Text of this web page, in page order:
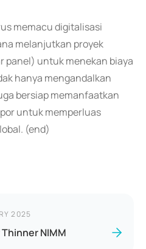
memacu digitalisasi
melanjutkan proyek
panel) untuk menekan biaya
hanya mengandalkan
bersiap memanfaatkan
untuk memperluas
(end)
2025
NIMM